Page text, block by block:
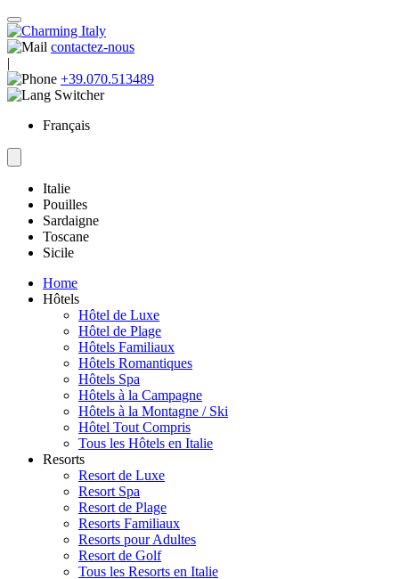
contactez-nous
|
+39.070.513489
Français
Italie
Pouilles
Sardaigne
Toscane
Sicile
Home
Hôtels
Hôtel de Luxe
Hôtel de Plage
Hôtels Familiaux
Hôtels Romantiques
Hôtels Spa
Hôtels à la Campagne
Hôtels à la Montagne / Ski
Hôtel Tout Compris
Tous les Hôtels en Italie
Resorts
Resort de Luxe
Resort Spa
Resort de Plage
Resorts Familiaux
Resorts pour Adultes
Resort de Golf
Tous les Resorts en Italie